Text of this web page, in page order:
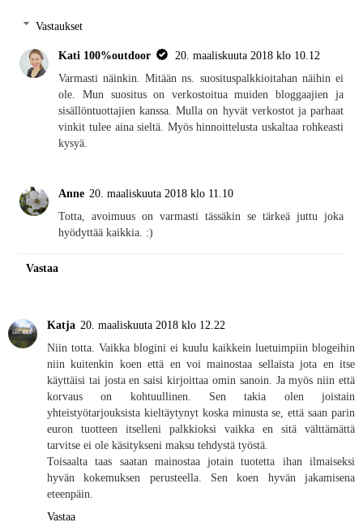
Vastaukset
Kati 100%outdoor
20. maaliskuuta 2018 klo 10.12
Varmasti näinkin. Mitään ns. suosituspalkkioitahan näihin ei
ole. Mun suositus on verkostoitua muiden bloggaajien ja
sisällöntuottajien kanssa. Mulla on hyvät verkostot ja parhaat
vinkit tulee aina sieltä. Myös hinnoittelusta uskaltaa rohkeasti
kysyä.
Anne 20. maaliskuuta 2018 klo 11.10
Totta, avoimuus on varmasti tässäkin se tärkeä juttu joka
hyödyttää kaikkia. :)
Vastaa
Katja 20. maaliskuuta 2018 klo 12.22
Niin totta. Vaikka blogini ei kuulu kaikkein luetuimpiin blogeihin
niin kuitenkin koen että en voi mainostaa sellaista jota en itse
käyttäisi tai josta en saisi kirjoittaa omin sanoin. Ja myös niin että
korvaus on kohtuullinen. Sen takia olen joistain
yhteistyötarjouksista kieltäytynyt koska minusta se, että saan parin
euron tuotteen itselleni palkkioksi vaikka en sitä välttämättä
tarvitse ei ole käsitykseni maksu tehdystä työstä.
Toisaalta taas saatan mainostaa jotain tuotetta ihan ilmaiseksi
hyvän kokemuksen perusteella. Sen koen hyvän jakamisena
eteenpäin.
Vastaa